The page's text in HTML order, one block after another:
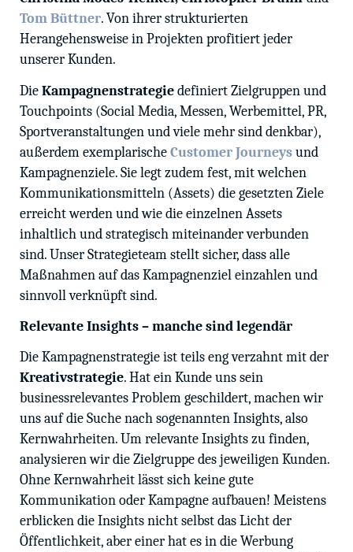
Tom Büttner. Von ihrer strukturierten
Herangehensweise in Projekten profitiert jeder
unserer Kunden.
DieKampagnenstrategiedefiniert Zielgruppen und
Touchpoints (Social Media, Messen, Werbemittel, PR,
Sportveranstaltungen und viele mehr sind denkbar),
außerdem exemplarischeCustomer Journeysund
Kampagnenziele. Sie legt zudem fest, mit welchen
Kommunikationsmitteln (Assets) die gesetzten Ziele
erreicht werden und wie die einzelnen Assets
inhaltlich und strategisch miteinander verbunden
sind. Unser Strategieteam stellt sicher, dass alle
Maßnahmen auf das Kampagnenziel einzahlen und
sinnvoll verknüpft sind.
Relevante Insights – manche sind legendär
Die Kampagnenstrategie ist teils eng verzahnt mit der
Kreativstrategie. Hat ein Kunde uns sein
businessrelevantes Problem geschildert, machen wir
uns auf die Suche nach sogenannten Insights, also
Kernwahrheiten. Um relevante Insights zu finden,
analysieren wir die Zielgruppe des jeweiligen Kunden.
Ohne Kernwahrheit lässt sich keine gute
Kommunikation oder Kampagne aufbauen! Meistens
erblicken die Insights nicht selbst das Licht der
Öffentlichkeit, aber einer hat es in die Werbung